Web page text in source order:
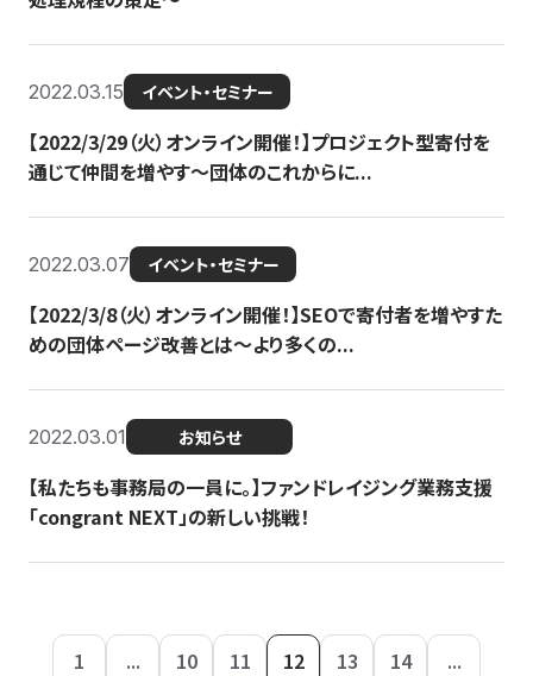
2022.03.15 イベント・セミナー
【2022/3/29（火）オンライン開催！】プロジェクト型寄付を
通じて仲間を増やす～団体のこれからに...
2022.03.07 イベント・セミナー
【2022/3/8（火）オンライン開催！】SEOで寄付者を増やすた
めの団体ページ改善とは～より多くの...
2022.03.01 お知らせ
【私たちも事務局の一員に。】ファンドレイジング業務支援
「congrant NEXT」の新しい挑戦！
1 ... 10 11 12 13 14
...